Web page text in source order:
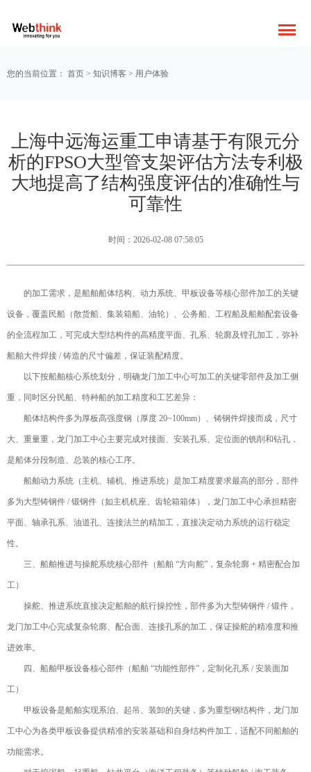
您的当前位置： 首页 > 知识博客 > 用户体验
上海中远海运重工申请基于有限元分
析的FPSO大型管支架评估方法专利极
大地提高了结构强度评估的准确性与
可靠性
时间：2026-02-08 07:58:05
的加工需求，是船舶船体结构、动力系统、甲板设备等核心部件加工的关键
设备，覆盖民船（散货船、集装箱船、油轮）、公务船、工程船及船舶配套设备
的全流程加工，可完成大型结构件的高精度平面、孔系、轮廓及镗孔加工，弥补
船舶大件焊接 / 铸造的尺寸偏差，保证装配精度。
以下按船舶核心系统划分，明确龙门加工中心可加工的关键零部件及加工侧
重，同时区分民船、特种船的加工精度和工艺差异：
船体结构件多为厚板高强度钢（厚度 20~100mm）、铸钢件焊接而成，尺寸
大、重量重，龙门加工中心主要完成对接面、安装孔系、定位面的铣削和钻孔，
是船体分段制造、总装的核心工序。
船舶动力系统（主机、辅机、推进系统）是加工精度要求最高的部分，部件
多为大型铸钢件 / 锻钢件（如主机机座、齿轮箱箱体），龙门加工中心承担精密
平面、轴承孔系、油道孔、连接法兰的精加工，直接决定动力系统的运行稳定
性。
三、船舶推进与操舵系统核心部件（船舶 “方向舵”，复杂轮廓 + 精密配合加
工）
操舵、推进系统直接决定船舶的航行操控性，部件多为大型铸钢件 / 锻件，
龙门加工中心完成复杂轮廓、配合面、连接孔系的加工，保证操舵的精准度和推
进效率。
四、船舶甲板设备核心部件（船舶 “功能性部件”，定制化孔系 / 安装面加
工）
甲板设备是船舶实现系泊、起吊、装卸的关键，多为重型钢结构件，龙门加
工中心为各类甲板设备提供精准的安装基础和自身结构件加工，适配不同船舶的
功能需求。